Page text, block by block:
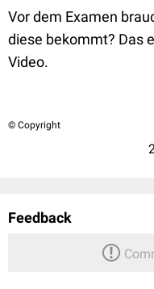
Vor dem Examen
diese bekommt? Das
Video.
© Copyright
Feedback